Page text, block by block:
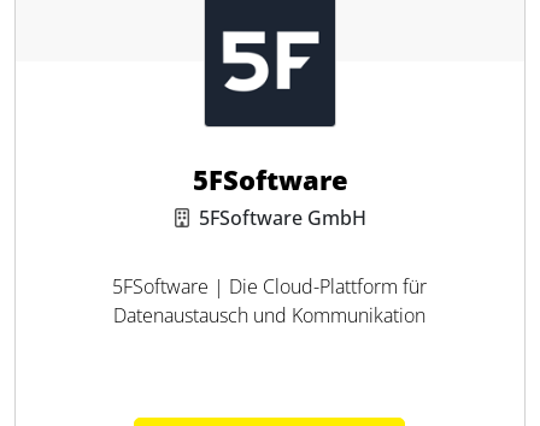
5FSoftware
5FSoftware GmbH
5FSoftware | Die Cloud-Plattform für
Datenaustausch und Kommunikation